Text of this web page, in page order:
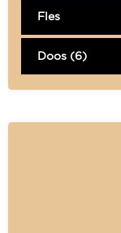
Fles
Doos (6)